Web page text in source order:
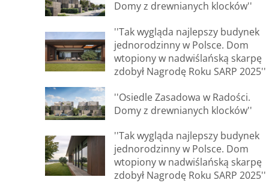
Domy z drewnianych klocków''
''Tak wygląda najlepszy budynek
jednorodzinny w Polsce. Dom
wtopiony w nadwiślańską skarpę
zdobył Nagrodę Roku SARP 2025''
''Osiedle Zasadowa w Radości.
Domy z drewnianych klocków''
''Tak wygląda najlepszy budynek
jednorodzinny w Polsce. Dom
wtopiony w nadwiślańską skarpę
zdobył Nagrodę Roku SARP 2025''